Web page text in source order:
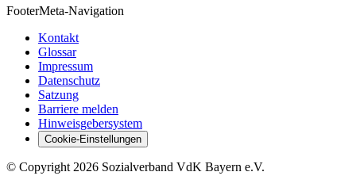
FooterMeta-Navigation
Kontakt
Glossar
Impressum
Datenschutz
Satzung
Barriere melden
Hinweisgebersystem
Cookie-Einstellungen
© Copyright 2026 Sozialverband VdK Bayern e.V.